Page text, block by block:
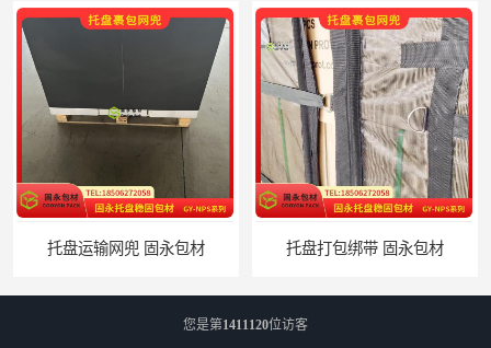
托盘运输网兜 固永包材 托盘打包绑带 固永包材
您是第1411120位访客